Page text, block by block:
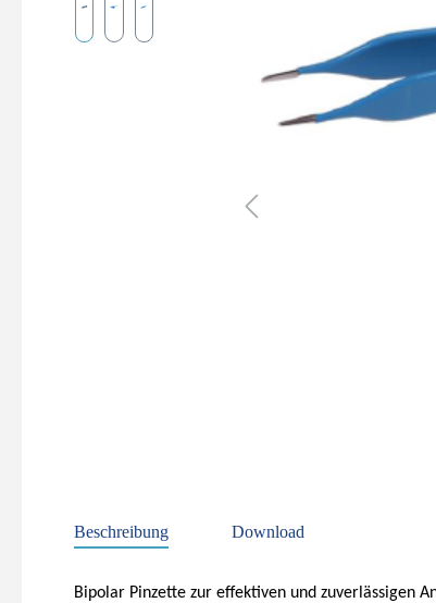
Beschreibung Download
Bipolar Pinzette zur effektiven und zuverlässigen